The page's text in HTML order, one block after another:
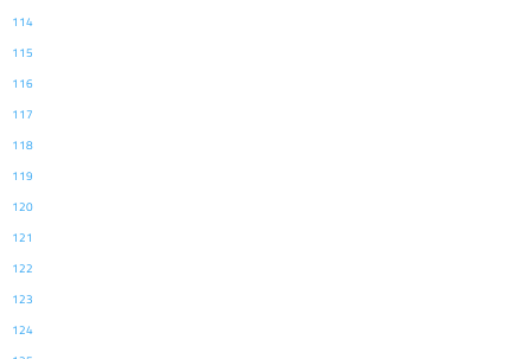
114
115
116
117
118
119
120
121
122
123
124